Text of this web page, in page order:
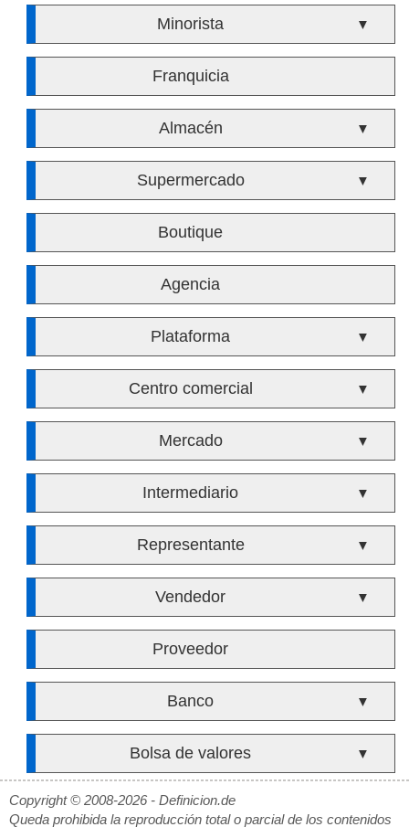
Minorista ▼
Franquicia
Almacén ▼
Supermercado ▼
Boutique
Agencia
Plataforma ▼
Centro comercial ▼
Mercado ▼
Intermediario ▼
Representante ▼
Vendedor ▼
Proveedor
Banco ▼
Bolsa de valores ▼
Copyright © 2008-2026 - Definicion.de
Queda prohibida la reproducción total o parcial de los contenidos